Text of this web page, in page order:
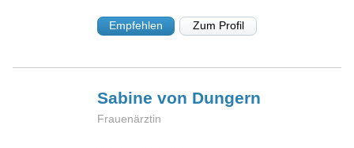
Empfehlen Zum Profil
Sabinevon Dungern
Frauenärztin